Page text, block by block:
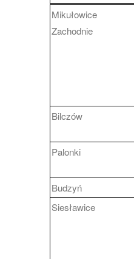
Mikułowice
Zachodnie
Bilczów
Palonki
Budzyń
Siesławice